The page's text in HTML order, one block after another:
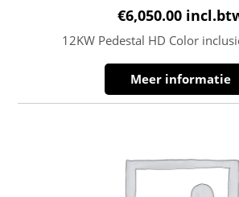
€6,050.00
12KW Pedestal HD Color
Meer informatie